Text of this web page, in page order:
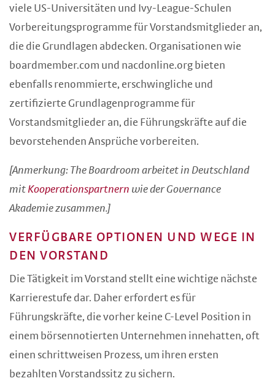
viele US-Universitäten und Ivy-League-Schulen
Vorbereitungsprogramme für Vorstandsmitglieder an,
die die Grundlagen abdecken. Organisationen wie
boardmember.com und nacdonline.org bieten
ebenfalls renommierte, erschwingliche und
zertifizierte Grundlagenprogramme für
Vorstandsmitglieder an, die Führungskräfte auf die
bevorstehenden Ansprüche vorbereiten.
[Anmerkung: The Boardroom arbeitet in Deutschland
mitKooperationspartnern wie der Governance
Akademie zusammen.]
VERFÜGBARE OPTIONEN UND WEGE IN
DEN VORSTAND
Die Tätigkeit im Vorstand stellt eine wichtige nächste
Karrierestufe dar. Daher erfordert es für
Führungskräfte, die vorher keine C-Level Position in
einem börsennotierten Unternehmen innehatten, oft
einen schrittweisen Prozess, um ihren ersten
bezahlten Vorstandssitz zu sichern.